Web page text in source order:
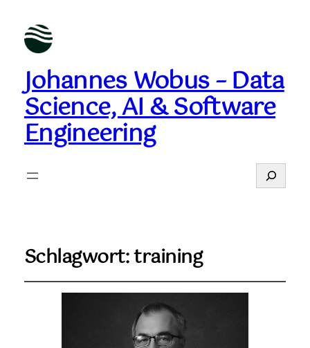
Johannes Wobus – Data
Science, AI & Software
Engineering
Suchen
Schlagwort:training